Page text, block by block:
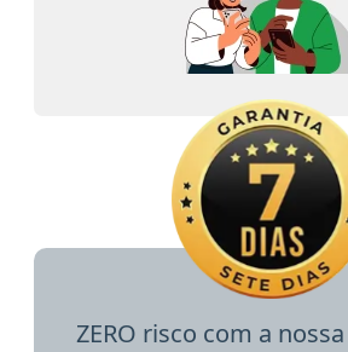
ZERO risco com a